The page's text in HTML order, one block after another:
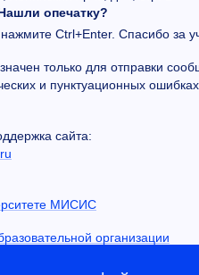
опечатку?
Ctrl+Enter. Спасибо за
только для отправки
и пунктуационных ошибках.
сайта:
МИСИС
организации